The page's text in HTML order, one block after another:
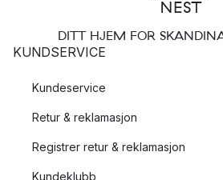
DITT HJEM FOR
KUNDSERVICE
Kundeservice
Retur & reklamasjon
Registrer retur & reklamasjon
Kundeklubb